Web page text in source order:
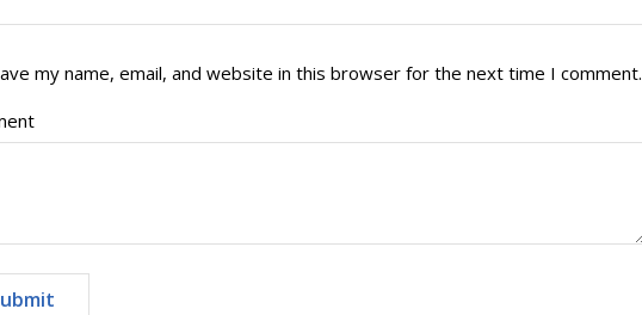
my name, email, and website in this browser for the next time I comment.